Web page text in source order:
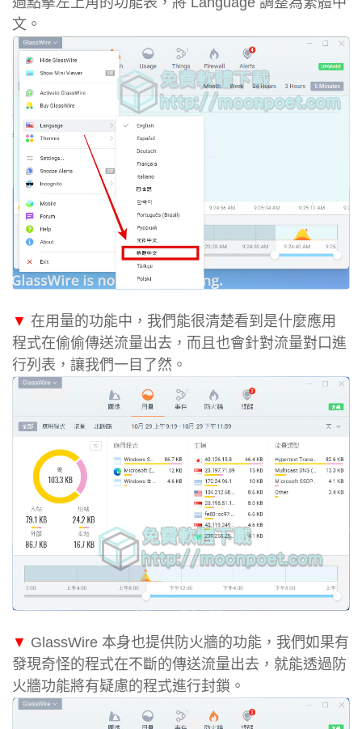
文。
▼ 在用量的功能中，我們能很清楚看到是什麼應用
程式在偷偷傳送流量出去，而且也會針對流量對口進
行列表，讓我們一目了然。
▼ GlassWire 本身也提供防火牆的功能，我們如果有
發現奇怪的程式在不斷的傳送流量出去，就能透過防
火牆功能將有疑慮的程式進行封鎖。